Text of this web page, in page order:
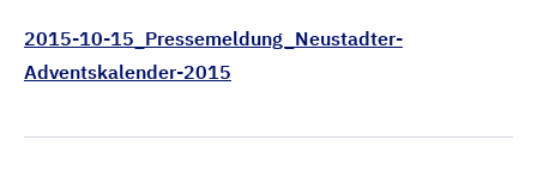
2015-10-15_Pressemeldung_Neustadter-
Adventskalender-2015